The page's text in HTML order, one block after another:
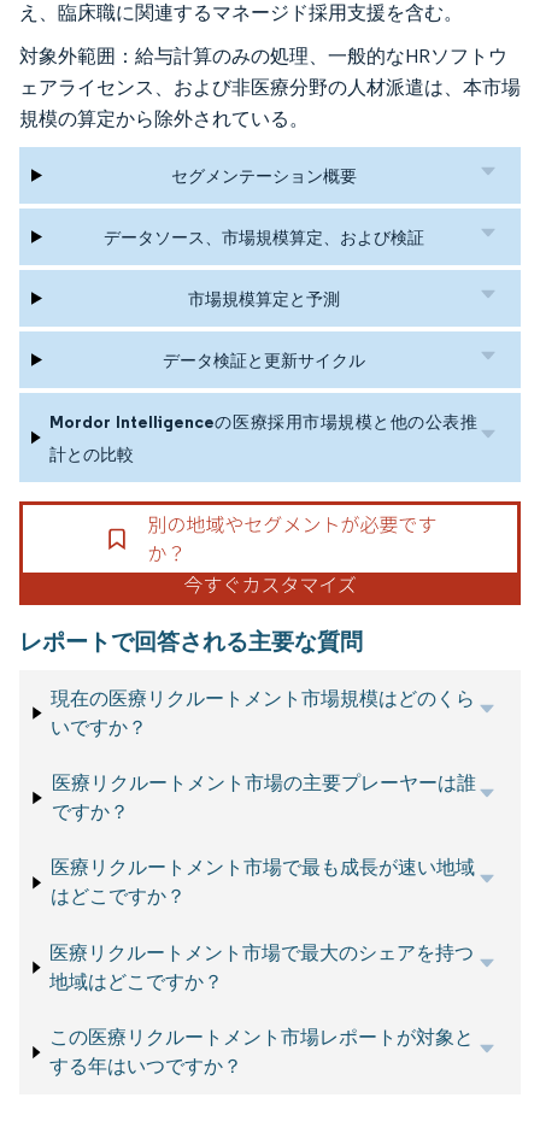
え、臨床職に関連するマネージド採用支援を含む。
対象外範囲：給与計算のみの処理、一般的なHRソフトウ
ェアライセンス、および非医療分野の人材派遣は、本市場
規模の算定から除外されている。
セグメンテーション概要
データソース、市場規模算定、および検証
市場規模算定と予測
データ検証と更新サイクル
Mordor Intelligenceの医療採用市場規模と他の公表推
計との比較
レポートで回答される主要な質問
現在の医療リクルートメント市場規模はどのくら
いですか？
医療リクルートメント市場の主要プレーヤーは誰
ですか？
医療リクルートメント市場で最も成長が速い地域
はどこですか？
医療リクルートメント市場で最大のシェアを持つ
地域はどこですか？
この医療リクルートメント市場レポートが対象と
する年はいつですか？